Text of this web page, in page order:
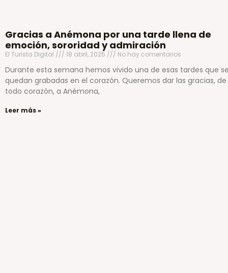
Gracias a Anémona por una tarde llena de
emoción, sororidad y admiración
El Turista Digital 18 abril, 2025 No hay comentarios
Durante esta semana hemos vivido una de esas tardes que
quedan grabadas en el corazón. Queremos dar las gracias, de
todo corazón, a Anémona,
Leer más »